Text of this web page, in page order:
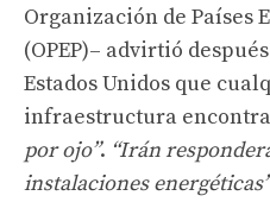
Organización de Países
(OPEP)– advirtió
Estados Unidos que
infraestructura
por ojo”. “Irán
instalaciones energéticas”